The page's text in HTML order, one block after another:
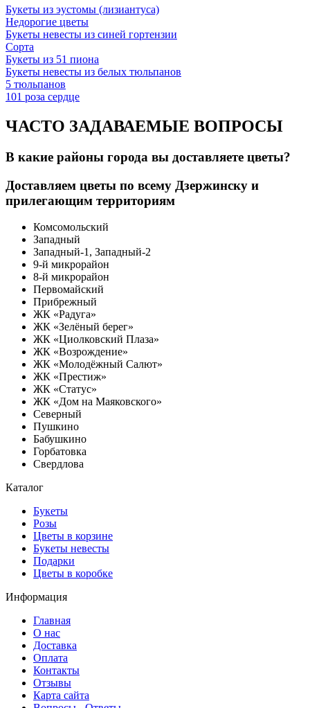
Букеты из эустомы (лизиантуса)
Недорогие цветы
Букеты невесты из синей гортензии
Сорта
Букеты из 51 пиона
Букеты невесты из белых тюльпанов
5 тюльпанов
101 роза сердце
ЧАСТО ЗАДАВАЕМЫЕ ВОПРОСЫ
В какие районы города вы доставляете цветы?
Доставляем цветы по всему Дзержинску и
прилегающим территориям
Комсомольский
Западный
Западный-1, Западный-2
9-й микрорайон
8-й микрорайон
Первомайский
Прибрежный
ЖК «Радуга»
ЖК «Зелёный берег»
ЖК «Циолковский Плаза»
ЖК «Возрождение»
ЖК «Молодёжный Салют»
ЖК «Престиж»
ЖК «Статус»
ЖК «Дом на Маяковского»
Северный
Пушкино
Бабушкино
Горбатовка
Свердлова
Каталог
Букеты
Розы
Цветы в корзине
Букеты невесты
Подарки
Цветы в коробке
Информация
Главная
О нас
Доставка
Оплата
Контакты
Отзывы
Карта сайта